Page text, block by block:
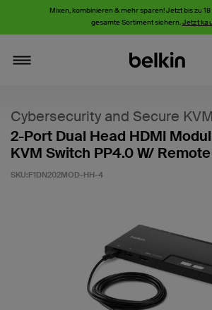
Mixen, kombinieren & mehr sparen! Jetzt bis zu
gesamte Sortiment sichern.Jetzt
Cybersecurity and Secure KVM
2-Port Dual Head HDMI
KVM Switch PP4.0 W/ Remote
SKU:F1DN202MOD-HH-4